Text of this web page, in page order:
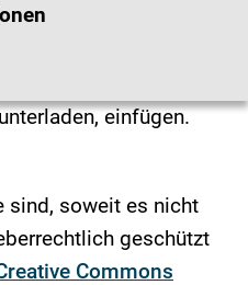
und übersichtlich
einfügen.
sind, soweit es nicht
geschützt
Commons